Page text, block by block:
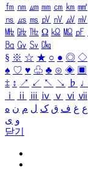
㎙ ㎚ ㎛ ㎜ ㎝ ㎞ ㎟
㎱ ㎲ ㎳ ㎴ ㎵ ㎶ ㎷
㎒ ㎓ ㎔ Ω ㏀ ㏁ ㎊
㏃ ㏉ ㏜ ㏆
§ ※ ☆ ★ ○ ● ◎ ◇
♠ ♡ ♥ ♧ ♣ ⊙ ◈ ▣
‡ ↕ ↗ ↙ ↖ ↘ ♭ ♩
ⅰ
ⅱ ⅲ ⅳ ⅴ ⅵ ⅶ
ع غ ف ق ک ل م ن ه
و ی
닫기